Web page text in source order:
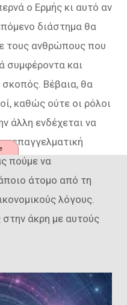
ο Ερμής κι αυτό αν
διάστημα θα
τους ανθρώπους που
συμφέροντα και
Βέβαια, θα
καθώς ούτε οι ρόλοι
άλλη ενδέχεται να
επαγγελματική
πούμε να
άτομο από τη
λόγους.
στην άκρη με αυτούς